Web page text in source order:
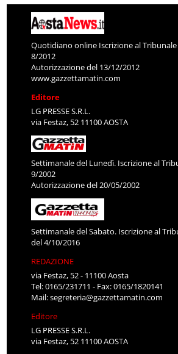
Quotidiano online Iscrizione al
8/2012
Autorizzazione del 13/12/2012
www.gazzettamatin.com
Editore
LG PRESSE S.R.L.
via Festaz, 52 11100 AOSTA
Settimanale del Lunedì. Iscrizione al
9/2002
Autorizzazione del 20/05/2002
Settimanale del Sabato. Iscrizione al
del 4/10/2016
REDAZIONE
via Festaz, 52 - 11100 Aosta
Tel: 0165/231711 - Fax: 0165/1820141
Mail:segreteria@gazzettamatin.com
Editore
LG PRESSE S.R.L.
via Festaz, 52 11100 AOSTA